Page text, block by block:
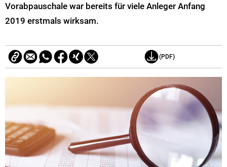
Vorabpauschale war bereits für viele Anleger Anfang
2019 erstmals wirksam.
(PDF)